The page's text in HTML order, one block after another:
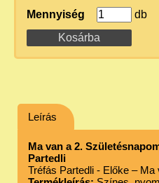
Mennyiség db
Leírás
Ma van a 2.
Partedli
Tréfás Partedli - Előke –